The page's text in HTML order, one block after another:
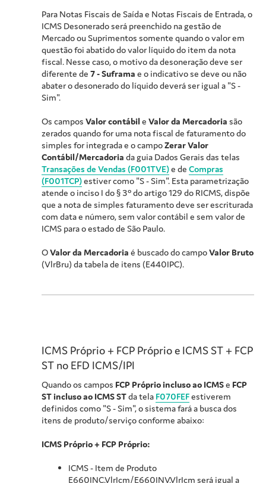
Para Notas Fiscais de Saída e Notas Fiscais de Entrada, o
ICMS Desonerado será preenchido na gestão de
Mercado ou Suprimentos somente quando o valor em
questão foi abatido do valor líquido do item da nota
fiscal. Nesse caso, o motivo da desoneração deve ser
diferente de 7 - Suframa e o indicativo se deve ou não
abater o desonerado do líquido deverá ser igual a "S -
Sim".
Os campos Valor contábil e Valor da Mercadoria são
zerados quando for uma nota fiscal de faturamento do
simples for integrada e o campoZerar Valor
Contábil/Mercadoria da guia Dados Gerais das telas
Transações de Vendas (F001TVE)e de Compras
(F001TCP)estiver como "S - Sim". Esta parametrização
atende o inciso I do § 3º do artigo 129 do RICMS, dispõe
que a nota de simples faturamento deve ser escriturada
com data e número, sem valor contábil e sem valor de
ICMS para o estado de São Paulo.
OValor da Mercadoria é buscado do campoValor Bruto
(VlrBru) da tabela de itens (E440IPC).
ICMS Próprio + FCP Próprio e ICMS ST + FCP
ST no EFD ICMS/IPI
Quando os campos FCP Próprio incluso ao ICMSe FCP
ST incluso ao ICMS STda tela F070FEFestiverem
definidos como "S - Sim", o sistema fará a busca dos
itens de produto/serviço conforme abaixo:
ICMS Próprio + FCP Próprio:
ICMS - Item de Produto
E660INC.VlrIcm/E660INV.VlrIcm será igual a